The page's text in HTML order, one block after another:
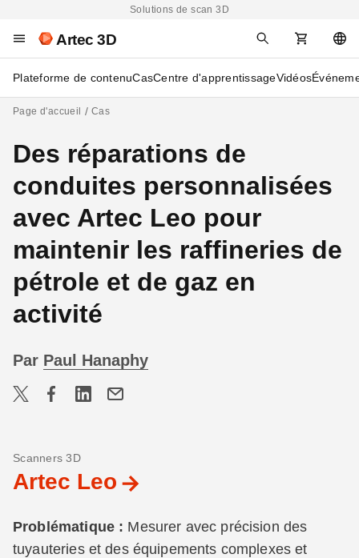
Solutions de scan 3D
Artec 3D
Plateforme de contenuCasCentre d'apprentissageVidéos
Page d'accueil Cas
Des réparations de
conduites personnalisées
avec Artec Leo pour
maintenir les raffineries de
pétrole et de gaz en
activité
Par Paul Hanaphy
Scanners 3D
Artec Leo
Problématique : Mesurer avec précision des
tuyauteries et des équipements complexes et